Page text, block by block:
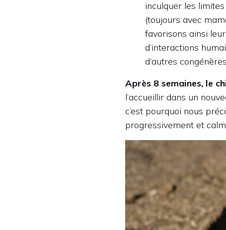
inculquer les
(toujours avec
favorisons ainsi
d’interactions
d’autres
Après 8 semaines, le
l’accueillir dans un
c’est pourquoi nous
progressivement et